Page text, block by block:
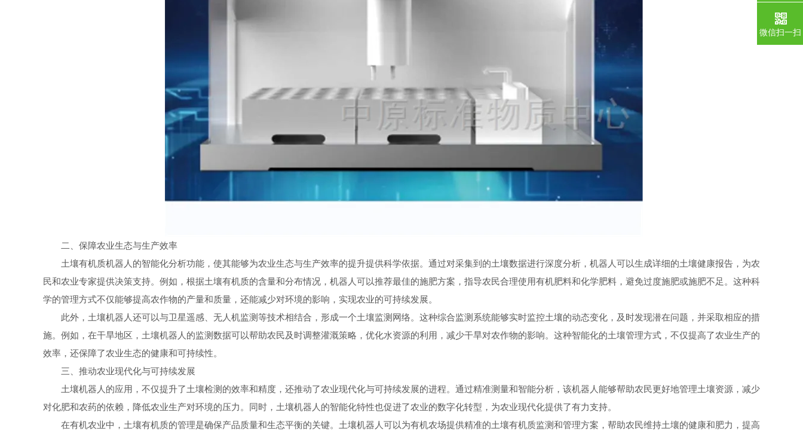
二、保障农业生态与生产效率
土壤有机质机器人的智能化分析功能，使其能够为农业生态与生产效率的提升提供科学依据。通过对采集到的土壤数据进行深度分析，机器人可以生成详细的土壤健康报告，为农
民和农业专家提供决策支持。例如，根据土壤有机质的含量和分布情况，机器人可以推荐最佳的施肥方案，指导农民合理使用有机肥料和化学肥料，避免过度施肥或施肥不足。这种科
学的管理方式不仅能够提高农作物的产量和质量，还能减少对环境的影响，实现农业的可持续发展。
此外，土壤机器人还可以与卫星遥感、无人机监测等技术相结合，形成一个土壤监测网络。这种综合监测系统能够实时监控土壤的动态变化，及时发现潜在问题，并采取相应的措
施。例如，在干旱地区，土壤机器人的监测数据可以帮助农民及时调整灌溉策略，优化水资源的利用，减少干旱对农作物的影响。这种智能化的土壤管理方式，不仅提高了农业生产的
效率，还保障了农业生态的健康和可持续性。
三、推动农业现代化与可持续发展
土壤机器人的应用，不仅提升了土壤检测的效率和精度，还推动了农业现代化与可持续发展的进程。通过精准测量和智能分析，该机器人能够帮助农民更好地管理土壤资源，减少
对化肥和农药的依赖，降低农业生产对环境的压力。同时，土壤机器人的智能化特性也促进了农业的数字化转型，为农业现代化提供了有力支持。
在有机农业中，土壤有机质的管理是确保产品质量和生态平衡的关键。土壤机器人可以为有机农场提供精准的土壤有机质监测和管理方案，帮助农民维持土壤的健康和肥力，提高
微信扫一扫